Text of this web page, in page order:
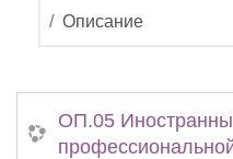
Описание
ОП.05